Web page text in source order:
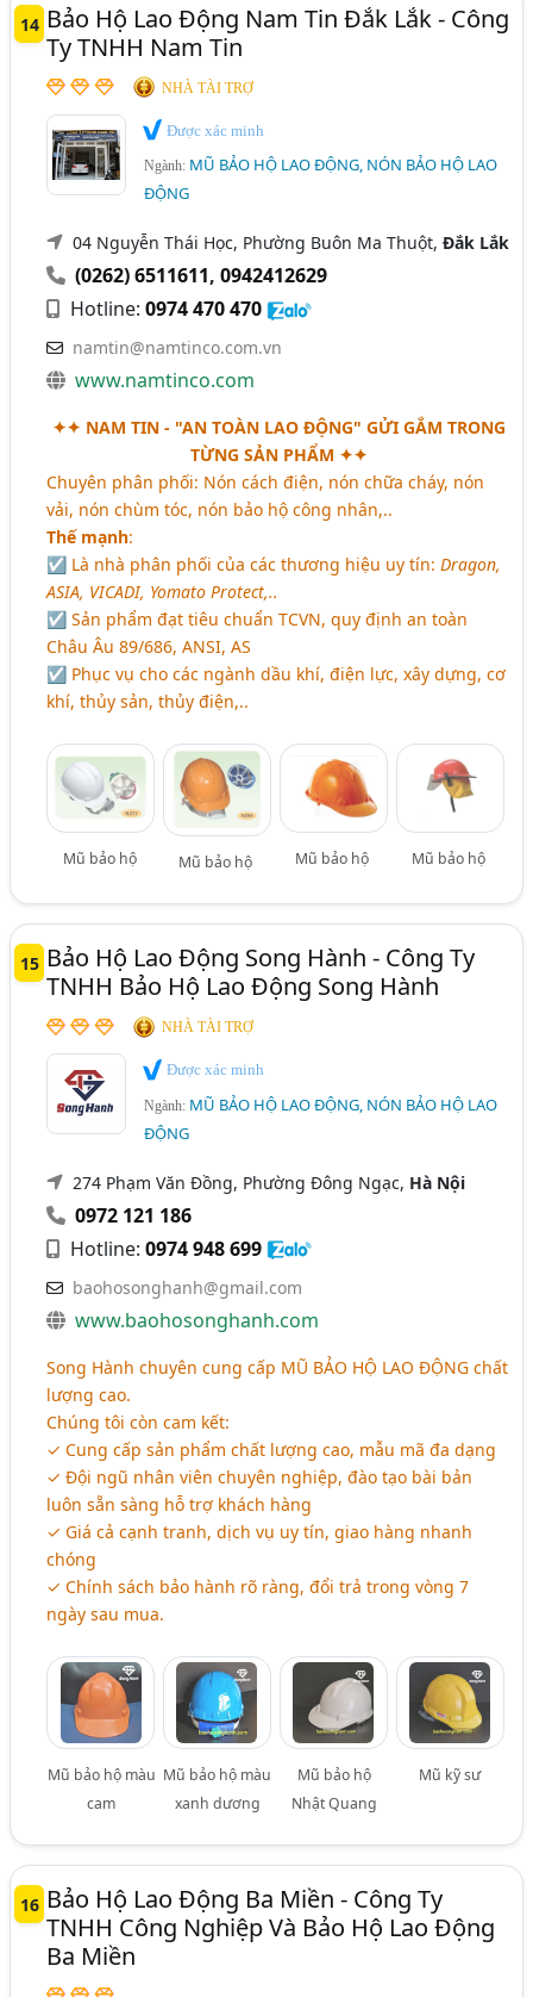
14 Bảo Hộ Lao Động Nam Tin Đắk Lắk - Công
Ty TNHH Nam Tin
NHÀ TÀI TRỢ
Được xác minh
Ngành: MŨ BẢO HỘ LAO ĐỘNG, NÓN BẢO HỘ LAO
ĐỘNG
04 Nguyễn Thái Học, Phường Buôn Ma Thuột,Đắk Lắk
(0262) 6511611,0942412629
Hotline:0974 470 470
namtin@namtinco.com.vn
www.namtinco.com
✦✦ NAM TIN - "AN TOÀN LAO ĐỘNG"GỬI GẮM TRONG
TỪNG SẢN PHẨM ✦✦
Chuyên phân phối: Nón cách điện, nón chữa cháy, nón
vải, nón chùm tóc, nón bảo hộ công nhân,..
Thế mạnh:
☑ Là nhà phân phối của các thương hiệu uy tín:Dragon,
ASIA, VICADI, Yomato Protect,..
☑ Sản phẩm đạt tiêu chuẩn TCVN, quy định an toàn
Châu Âu 89/686, ANSI, AS
☑ Phục vụ cho các ngành dầu khí, điện lực, xây dựng, cơ
khí, thủy sản, thủy điện,..
Mũ bảo hộ Mũ bảo hộ Mũ bảo hộ Mũ bảo hộ
15 Bảo Hộ Lao Động Song Hành - Công Ty
TNHH Bảo Hộ Lao Động Song Hành
NHÀ TÀI TRỢ
Được xác minh
Ngành: MŨ BẢO HỘ LAO ĐỘNG, NÓN BẢO HỘ LAO
ĐỘNG
274 Phạm Văn Đồng, Phường Đông Ngạc, Hà Nội
0972 121 186
Hotline:0974 948 699
baohosonghanh@gmail.com
www.baohosonghanh.com
Song Hành chuyên cung cấp MŨ BẢO HỘ LAO ĐỘNG chất
lượng cao.
Chúng tôi còn cam kết:
✓ Cung cấp sản phẩm chất lượng cao, mẫu mã đa dạng
✓ Đội ngũ nhân viên chuyên nghiệp, đào tạo bài bản
luôn sẵn sàng hỗ trợ khách hàng
✓ Giá cả cạnh tranh, dịch vụ uy tín, giao hàng nhanh
chóng
✓ Chính sách bảo hành rõ ràng, đổi trả trong vòng 7
ngày sau mua.
Mũ bảo hộ màu
cam
Mũ bảo hộ màu
xanh dương
Mũ bảo hộ
Nhật Quang
Mũ kỹ sư
16 Bảo Hộ Lao Động Ba Miền - Công Ty
TNHH Công Nghiệp Và Bảo Hộ Lao Động
Ba Miền